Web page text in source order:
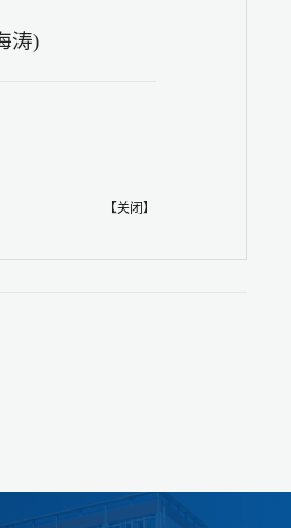
涛)
【关闭】